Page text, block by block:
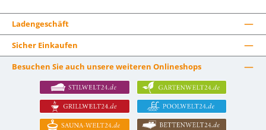
Ladengeschäft
Sicher Einkaufen
Besuchen Sie auch unsere weiteren Onlineshops